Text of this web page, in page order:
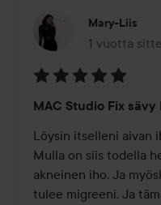
Mary-Liis
1 vuotta
Viesti luotiin
5
/
5
MAC Studio Fix sävy
Löysin itselleni aivan
Mulla on siis todella
akneinen iho. Ja
tulee migreeni. Ja